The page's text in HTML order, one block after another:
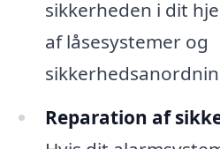
sikkerheden i dit
af låsesystemer og
Reparation af